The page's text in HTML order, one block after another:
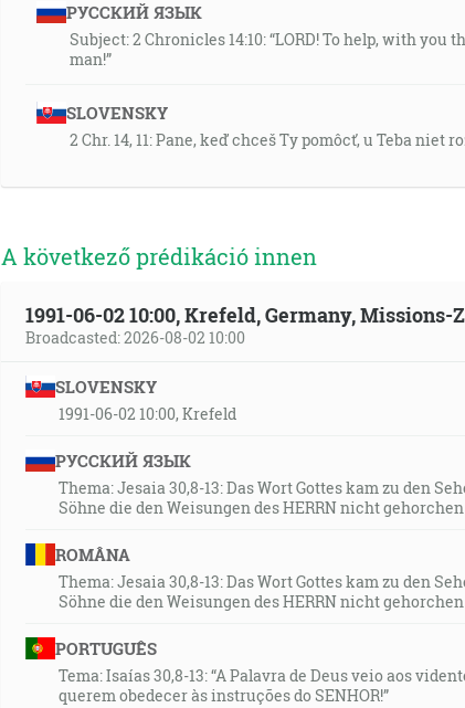
РУССКИЙ ЯЗЫК
Subject: 2 Chronicles 14:10: “LORD! To help, with
man!”
SLOVENSKY
2 Chr. 14, 11: Pane, keď chceš Ty pomôcť, u Teba niet
A következő prédikáció innen
1991-06-02 10:00, Krefeld, Germany,
Broadcasted: 2026-08-02 10:00
SLOVENSKY
1991-06-02 10:00, Krefeld
РУССКИЙ ЯЗЫК
Thema: Jesaia 30,8-13: Das Wort Gottes kam zu den
Söhne die den Weisungen des HERRN nicht
ROMÂNA
Thema: Jesaia 30,8-13: Das Wort Gottes kam zu den
Söhne die den Weisungen des HERRN nicht
PORTUGUÊS
Tema: Isaías 30,8-13: “A Palavra de Deus veio aos
querem obedecer às instruções do SENHOR!”